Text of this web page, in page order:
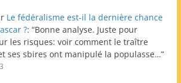
Le fédéralisme est-il la dernière chance
?: “Bonne analyse. Juste pour
les risques: voir comment le traître
ses sbires ont manipulé la populasse…”